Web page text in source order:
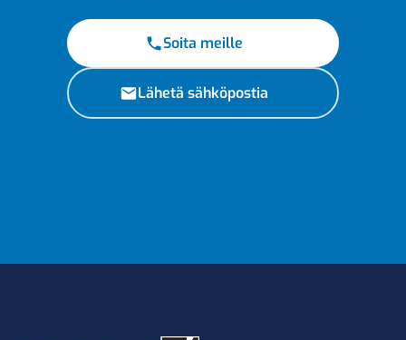
Soita meille
Lähetä sähköpostia